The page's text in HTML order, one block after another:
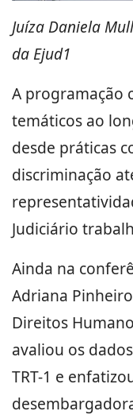
Juíza Daniela
da Ejud1
A programação
temáticos ao
desde práticas
discriminação
Judiciário
Ainda na
Adriana
Direitos
avaliou os
TRT-1 e